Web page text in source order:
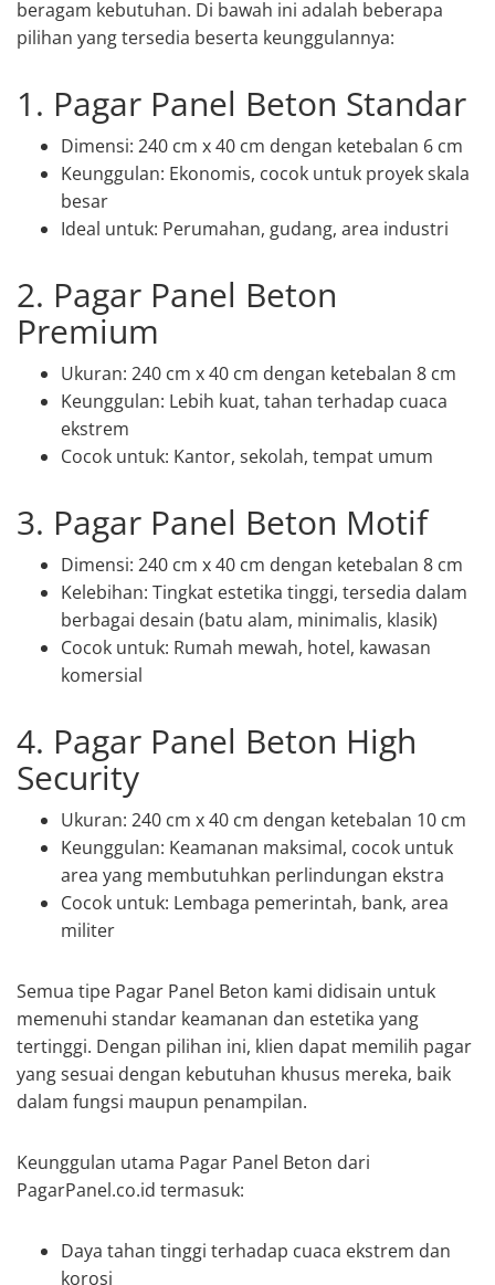
beragam kebutuhan. Di bawah ini adalah beberapa
pilihan yang tersedia beserta keunggulannya:
1. Pagar Panel Beton Standar
Dimensi: 240 cm x 40 cm dengan ketebalan 6 cm
Keunggulan: Ekonomis, cocok untuk proyek skala
besar
Ideal untuk: Perumahan, gudang, area industri
2. Pagar Panel Beton
Premium
Ukuran: 240 cm x 40 cm dengan ketebalan 8 cm
Keunggulan: Lebih kuat, tahan terhadap cuaca
ekstrem
Cocok untuk: Kantor, sekolah, tempat umum
3. Pagar Panel Beton Motif
Dimensi: 240 cm x 40 cm dengan ketebalan 8 cm
Kelebihan: Tingkat estetika tinggi, tersedia dalam
berbagai desain (batu alam, minimalis, klasik)
Cocok untuk: Rumah mewah, hotel, kawasan
komersial
4. Pagar Panel Beton High
Security
Ukuran: 240 cm x 40 cm dengan ketebalan 10 cm
Keunggulan: Keamanan maksimal, cocok untuk
area yang membutuhkan perlindungan ekstra
Cocok untuk: Lembaga pemerintah, bank, area
militer
Semua tipe Pagar Panel Beton kami didisain untuk
memenuhi standar keamanan dan estetika yang
tertinggi. Dengan pilihan ini, klien dapat memilih pagar
yang sesuai dengan kebutuhan khusus mereka, baik
dalam fungsi maupun penampilan.
Keunggulan utama Pagar Panel Beton dari
PagarPanel.co.id termasuk:
Daya tahan tinggi terhadap cuaca ekstrem dan
korosi